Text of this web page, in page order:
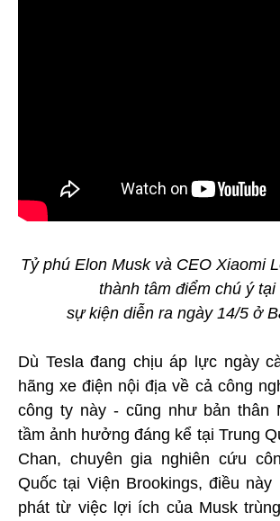
Tỷ phú Elon Musk và CEO Xiaomi
thành tâm điểm chú ý tại
sự kiện diễn ra ngày 14/5 ở
Dù Tesla đang chịu áp lực ngày
hãng xe điện nội địa về cả công
công ty này - cũng như bản thân
tầm ảnh hưởng đáng kể tại Trung
Chan, chuyên gia nghiên cứu
Quốc tại Viện Brookings, điều này
phát từ việc lợi ích của Musk